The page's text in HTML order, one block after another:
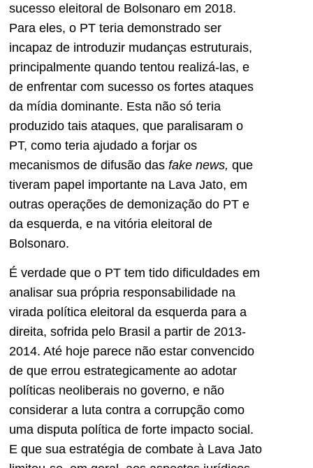
sucesso eleitoral de Bolsonaro em 2018.
Para eles, o PT teria demonstrado ser
incapaz de introduzir mudanças estruturais,
principalmente quando tentou realizá-las, e
de enfrentar com sucesso os fortes ataques
da mídia dominante. Esta não só teria
produzido tais ataques, que paralisaram o
PT, como teria ajudado a forjar os
mecanismos de difusão das fake news, que
tiveram papel importante na Lava Jato, em
outras operações de demonização do PT e
da esquerda, e na vitória eleitoral de
Bolsonaro.
É verdade que o PT tem tido dificuldades em
analisar sua própria responsabilidade na
virada política eleitoral da esquerda para a
direita, sofrida pelo Brasil a partir de 2013-
2014. Até hoje parece não estar convencido
de que errou estrategicamente ao adotar
políticas neoliberais no governo, e não
considerar a luta contra a corrupção como
uma disputa política de forte impacto social.
E que sua estratégia de combate à Lava Jato